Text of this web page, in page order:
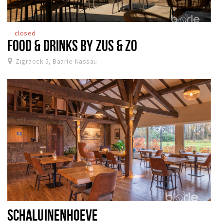
closed
FOOD & DRINKS BY ZUS & ZO
Zigraeck 5, Baarle-Nassau
SCHALUINENHOEVE